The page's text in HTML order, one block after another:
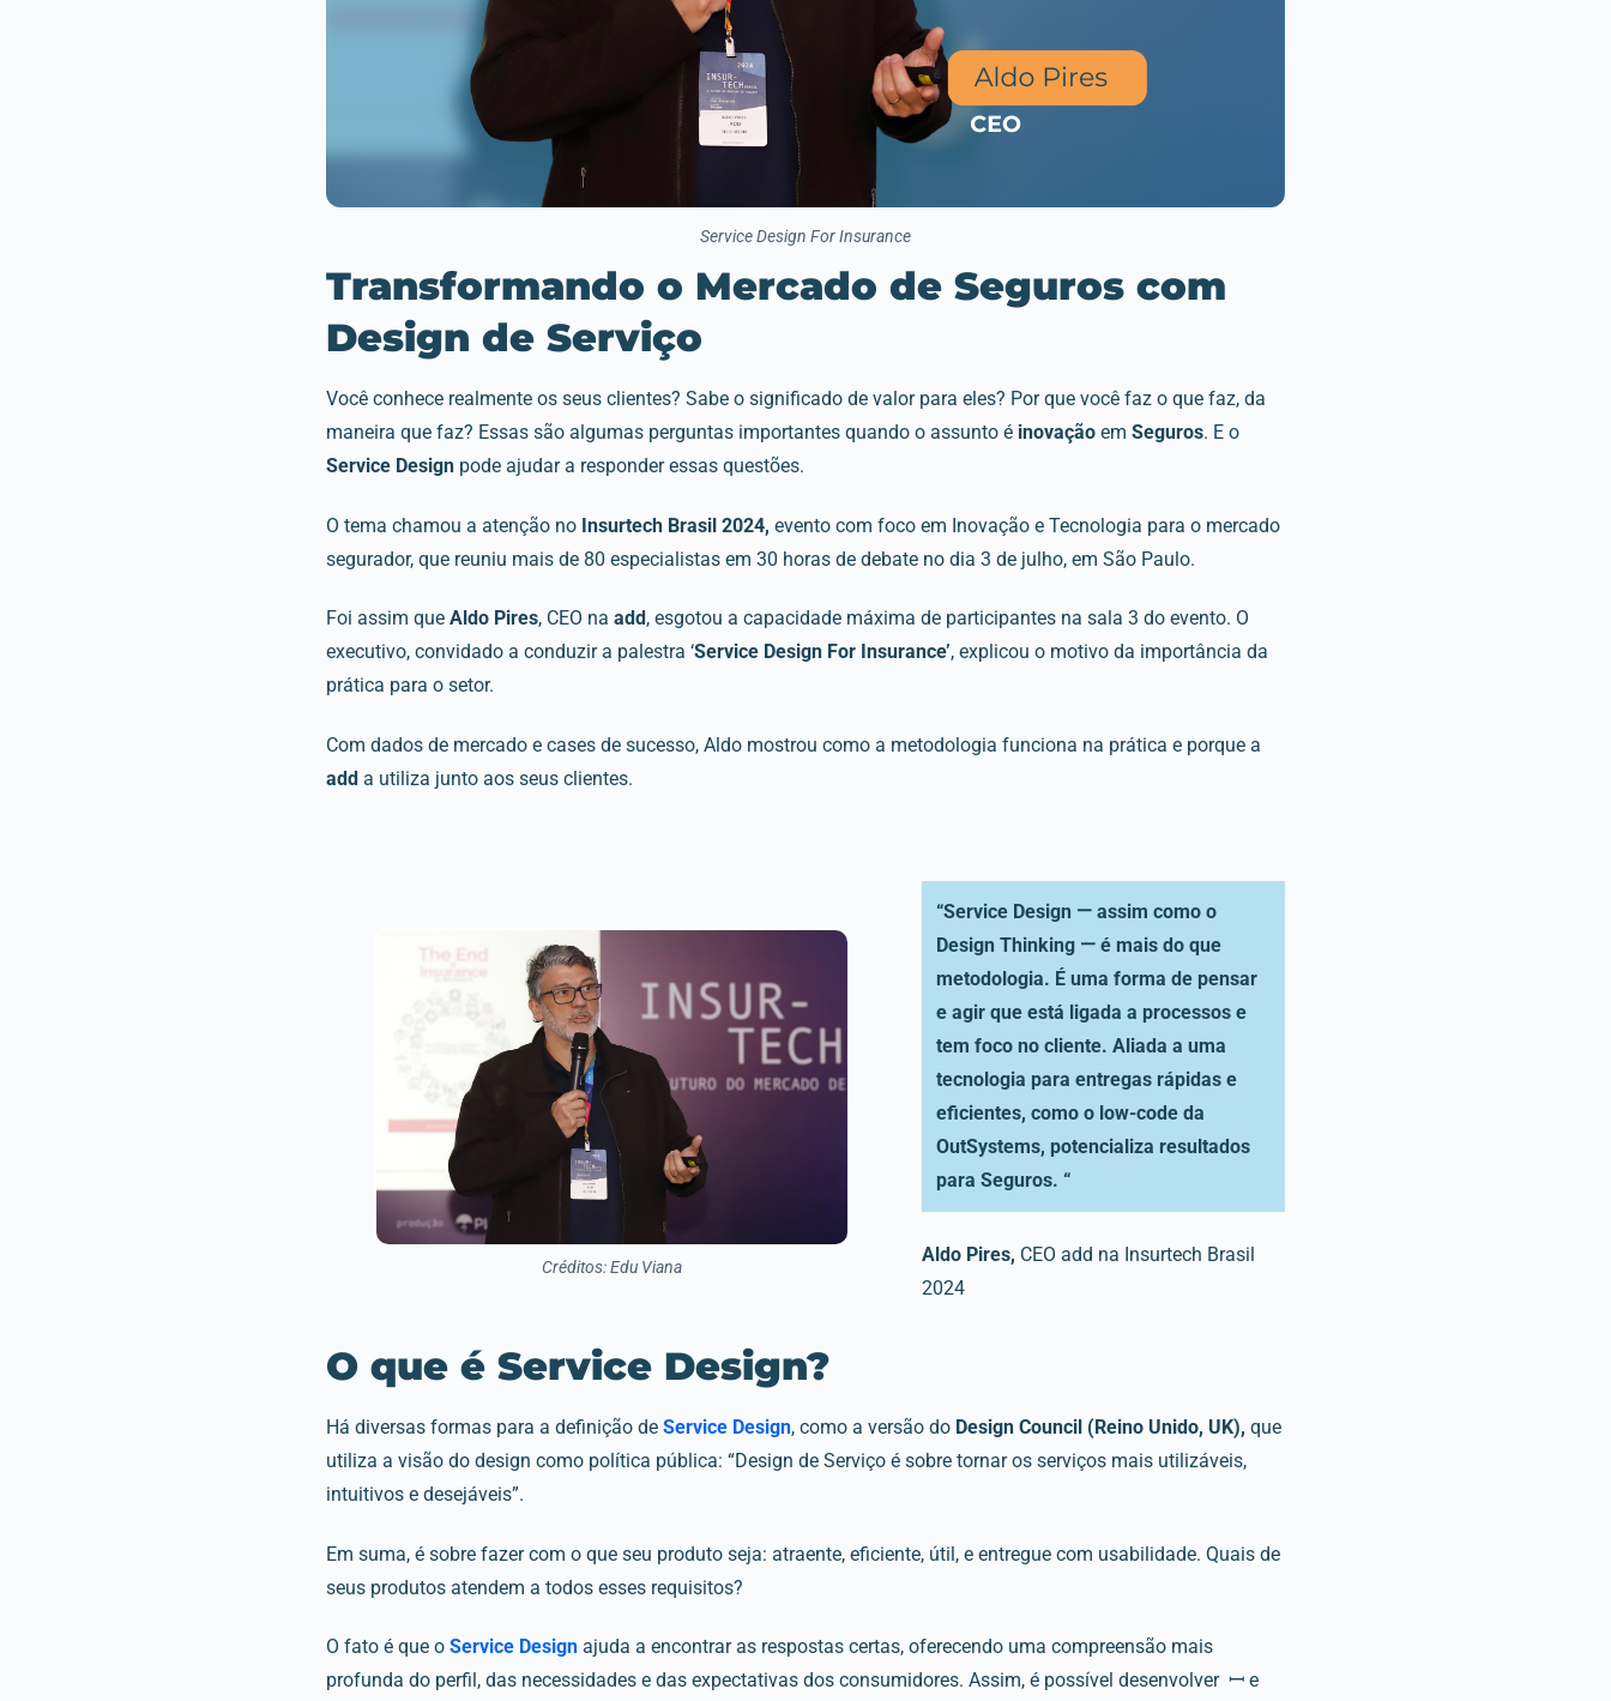
Service Design For Insurance
Transformando o Mercado de Seguros com
Design de Serviço
Você conhece realmente os seus clientes? Sabe o significado de valor para eles? Por que você faz o que faz, da
maneira que faz? Essas são algumas perguntas importantes quando o assunto é inovação em Seguros. E o
Service Design pode ajudar a responder essas questões.
O tema chamou a atenção no Insurtech Brasil 2024, evento com foco em Inovação e Tecnologia para o mercado
segurador, que reuniu mais de 80 especialistas em 30 horas de debate no dia 3 de julho, em São Paulo.
Foi assim que Aldo Pires, CEO na add , esgotou a capacidade máxima de participantes na sala 3 do evento. O
executivo, convidado a conduzir a palestra ‘Service Design For Insurance’, explicou o motivo da importância da
prática para o setor.
Com dados de mercado e cases de sucesso, Aldo mostrou como a metodologia funciona na prática e porque a
add a utiliza junto aos seus clientes.
Créditos: Edu Viana
“Service Design ꟷ assim como o
Design Thinking ꟷ é mais do que
metodologia. É uma forma de pensar
e agir que está ligada a processos e
tem foco no cliente. Aliada a uma
tecnologia para entregas rápidas e
eficientes, como o low-code da
OutSystems, potencializa resultados
para Seguros. “
Aldo Pires, CEO add na Insurtech Brasil
2024
O que é Service Design?
Há diversas formas para a definição de Service Design, como a versão do Design Council (Reino Unido, UK), que
utiliza a visão do design como política pública: “Design de Serviço é sobre tornar os serviços mais utilizáveis,
intuitivos e desejáveis”.
Em suma, é sobre fazer com o que seu produto seja: atraente, eficiente, útil, e entregue com usabilidade. Quais de
seus produtos atendem a todos esses requisitos?
O fato é que o Service Design ajuda a encontrar as respostas certas, oferecendo uma compreensão mais
profunda do perfil, das necessidades e das expectativas dos consumidores. Assim, é possível desenvolver ꟷ e